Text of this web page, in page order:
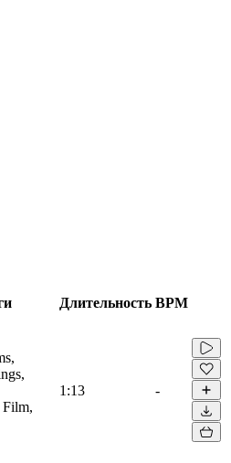
Длительность BPM
Film,
1:13 -